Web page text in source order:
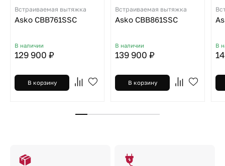
Встраиваемая вытяжка
Asko CBB761SSC
В наличии
129 900 ₽
В корзину
Встраиваемая вытяжка
Asko CBB861SSC
В наличии
139 900 ₽
В корзину
В